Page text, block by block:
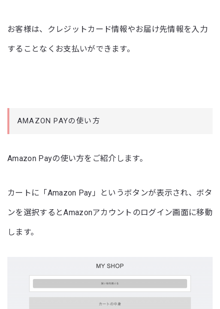
お客様は、クレジットカード情報やお届け先情報を入力
することなくお支払いができます。
AMAZON PAYの使い方
Amazon Payの使い方をご紹介します。
カートに「Amazon Pay」というボタンが表示され、ボタ
ンを選択するとAmazonアカウントのログイン画面に移動
します。